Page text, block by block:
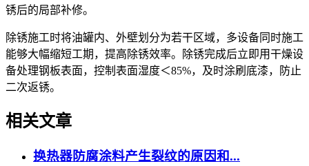
锈后的局部补修。
除锈施工时将油罐内、外壁划分为若干区域，多设备同时施工
能够大幅缩短工期，提高除锈效率。除锈完成后立即用干燥设
备处理钢板表面，控制表面湿度＜85%，及时涂刷底漆，防止
二次返锈。
相关文章
换热器防腐涂料产生裂纹的原因和...